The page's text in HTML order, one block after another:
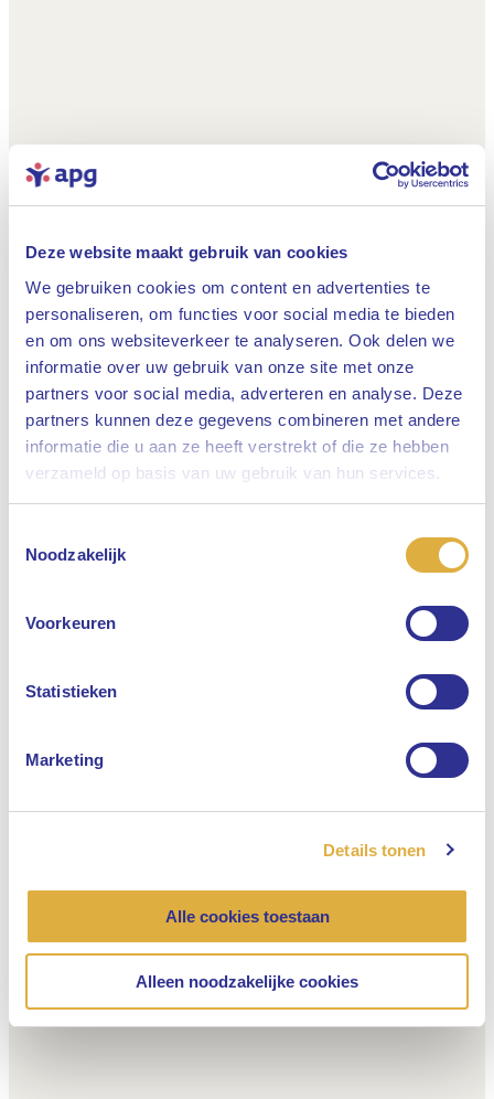
Deze website maakt gebruik van cookies
We gebruiken cookies om content en advertenties te
personaliseren, om functies voor social media te bieden
en om ons websiteverkeer te analyseren. Ook delen we
informatie over uw gebruik van onze site met onze
partners voor social media, adverteren en analyse. Deze
partners kunnen deze gegevens combineren met andere
informatie die u aan ze heeft verstrekt of die ze hebben
verzameld op basis van uw gebruik van hun services.
Noodzakelijk
Voorkeuren
Statistieken
Marketing
Details tonen
Alle cookies toestaan
Alleen noodzakelijke cookies
Sluiten